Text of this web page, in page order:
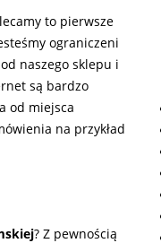
to pierwsze
ograniczeni
naszego sklepu i
są bardzo
od miejsca
na przykład
? Z pewnością